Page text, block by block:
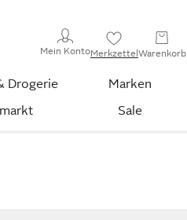
Mein KontoMerkzettelWarenkorb
Drogerie
Marken
Sale